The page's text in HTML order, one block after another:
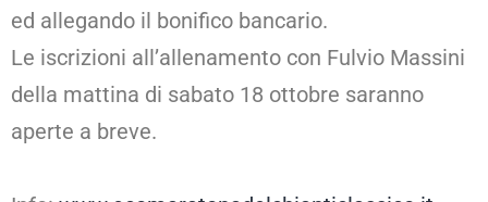
ed allegando il bonifico bancario.
Le iscrizioni all’allenamento con Fulvio Massini
della mattina di sabato 18 ottobre saranno
aperte a breve.